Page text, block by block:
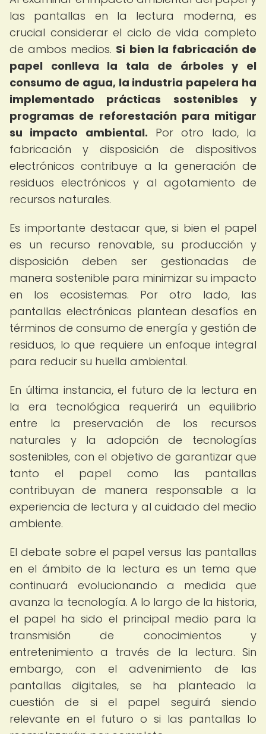
las pantallas en la lectura moderna, es
crucial considerar el ciclo de vida completo
de ambos medios. Si bien la fabricación de
papel conlleva la tala de árboles y el
consumo de agua, la industria papelera ha
implementado prácticas sostenibles y
programas de reforestación para mitigar
su impacto ambiental. Por otro lado, la
fabricación y disposición de dispositivos
electrónicos contribuye a la generación de
residuos electrónicos y al agotamiento de
recursos naturales.
Es importante destacar que, si bien el papel
es un recurso renovable, su producción y
disposición deben ser gestionadas de
manera sostenible para minimizar su impacto
en los ecosistemas. Por otro lado, las
pantallas electrónicas plantean desafíos en
términos de consumo de energía y gestión de
residuos, lo que requiere un enfoque integral
para reducir su huella ambiental.
En última instancia, el futuro de la lectura en
la era tecnológica requerirá un equilibrio
entre la preservación de los recursos
naturales y la adopción de tecnologías
sostenibles, con el objetivo de garantizar que
tanto el papel como las pantallas
contribuyan de manera responsable a la
experiencia de lectura y al cuidado del medio
ambiente.
El debate sobre el papel versus las pantallas
en el ámbito de la lectura es un tema que
continuará evolucionando a medida que
avanza la tecnología. A lo largo de la historia,
el papel ha sido el principal medio para la
transmisión de conocimientos y
entretenimiento a través de la lectura. Sin
embargo, con el advenimiento de las
pantallas digitales, se ha planteado la
cuestión de si el papel seguirá siendo
relevante en el futuro o si las pantallas lo